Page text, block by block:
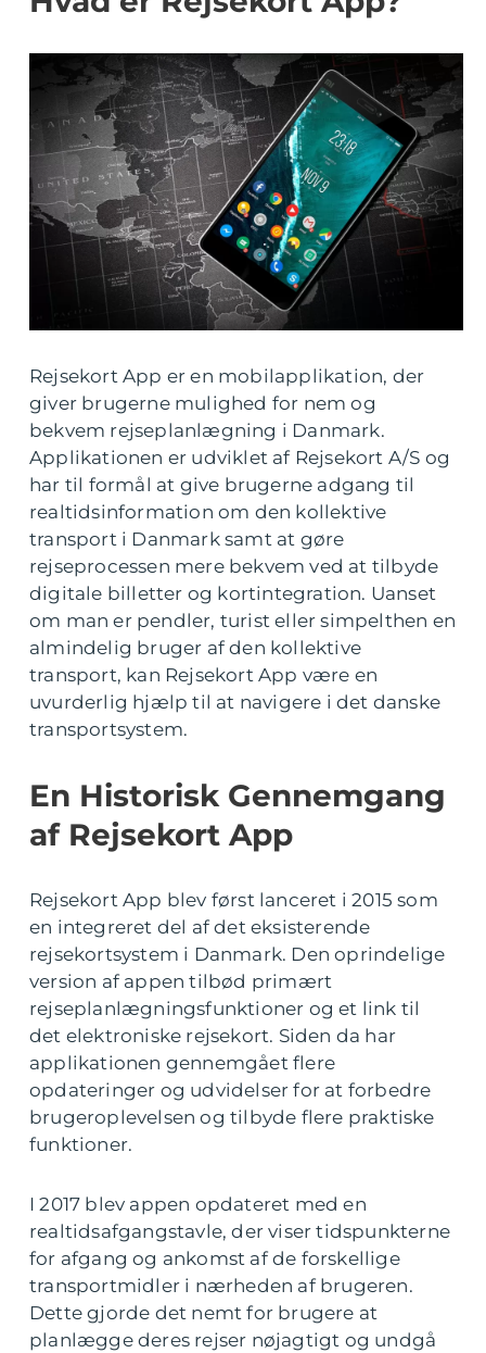
Rejsekort App er en mobilapplikation, der
giver brugerne mulighed for nem og
bekvem rejseplanlægning i Danmark.
Applikationen er udviklet af Rejsekort A/S og
har til formål at give brugerne adgang til
realtidsinformation om den kollektive
transport i Danmark samt at gøre
rejseprocessen mere bekvem ved at tilbyde
digitale billetter og kortintegration. Uanset
om man er pendler, turist eller simpelthen en
almindelig bruger af den kollektive
transport, kan Rejsekort App være en
uvurderlig hjælp til at navigere i det danske
transportsystem.
En Historisk Gennemgang
af Rejsekort App
Rejsekort App blev først lanceret i 2015 som
en integreret del af det eksisterende
rejsekortsystem i Danmark. Den oprindelige
version af appen tilbød primært
rejseplanlægningsfunktioner og et link til
det elektroniske rejsekort. Siden da har
applikationen gennemgået flere
opdateringer og udvidelser for at forbedre
brugeroplevelsen og tilbyde flere praktiske
funktioner.
I 2017 blev appen opdateret med en
realtidsafgangstavle, der viser tidspunkterne
for afgang og ankomst af de forskellige
transportmidler i nærheden af brugeren.
Dette gjorde det nemt for brugere at
planlægge deres rejser nøjagtigt og undgå